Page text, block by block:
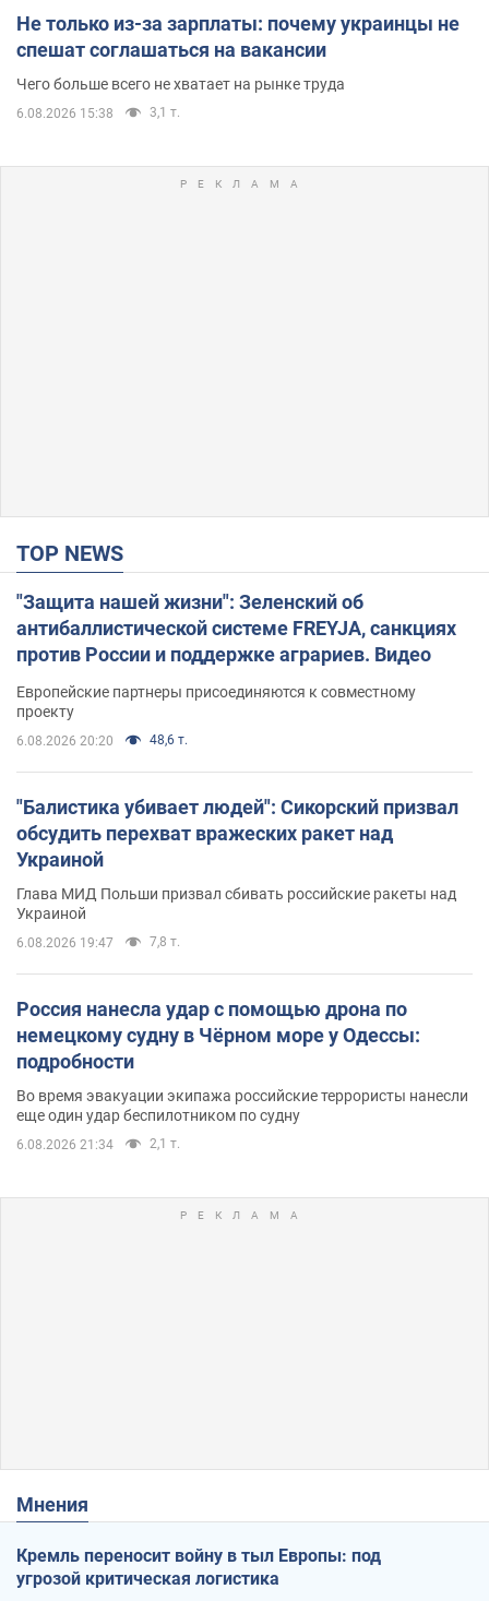
Не только из-за зарплаты: почему украинцы не
спешат соглашаться на вакансии
Чего больше всего не хватает на рынке труда
6.08.2026 15:38 3,1 т.
TOP NEWS
"Защита нашей жизни": Зеленский об
антибаллистической системе FREYJA, санкциях
против России и поддержке аграриев. Видео
Европейские партнеры присоединяются к совместному
проекту
6.08.2026 20:20 48,6 т.
"Балистика убивает людей": Сикорский призвал
обсудить перехват вражеских ракет над
Украиной
Глава МИД Польши призвал сбивать российские ракеты над
Украиной
6.08.2026 19:47 7,8 т.
Россия нанесла удар с помощью дрона по
немецкому судну в Чёрном море у Одессы:
подробности
Во время эвакуации экипажа российские террористы нанесли
еще один удар беспилотником по судну
6.08.2026 21:34 2,1 т.
Мнения
Кремль переносит войну в тыл Европы: под
угрозой критическая логистика